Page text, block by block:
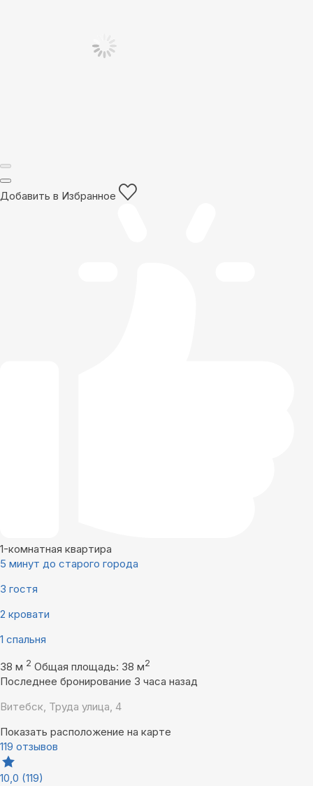
Добавить в Избранное
1-комнатная квартира
5 минут до старого города
3 гостя
2 кровати
1 спальня
38 м 2 Общая площадь: 38 м2
Последнее бронирование 3 часа назад
Витебск, Труда улица, 4
Показать расположение на карте
119 отзывов
10,0 (119)